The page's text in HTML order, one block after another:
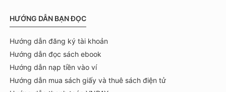
HƯỚNG DẪN BẠN ĐỌC
Hướng dẫn đăng ký tài khoản
Hướng dẫn đọc sách ebook
Hướng dẫn nạp tiền vào ví
Hướng dẫn mua sách giấy và thuê sách điện tử